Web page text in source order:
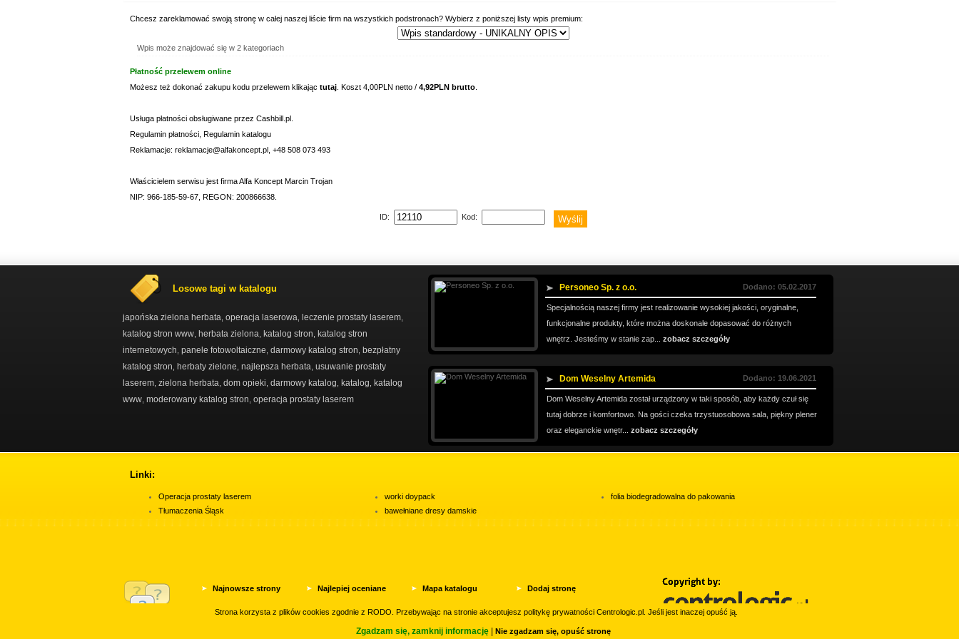
Chcesz zareklamować swoją stronę w całej naszej liście firm na wszystkich podstronach? Wybierz z poniższej listy wpis premium:
Wpis może znajdować się w 2 kategoriach
Płatność przelewem online
Możesz też dokonać zakupu kodu przelewem klikając tutaj . Koszt 4,00PLN netto / 4,92PLN brutto
Usługa płatności obsługiwane przez Cashbill.pl.
Regulamin płatności Regulamin katalogu
Reklamacje: reklamacje@alfakoncept.pl, +48 508 073 493
Właścicielem serwisu jest firma Alfa Koncept Marcin Trojan
NIP: 966-185-59-67, REGON: 200866638.
ID: Kod:
Losowe tagi w katalogu
japońska zielona herbata operacja laserowa leczenie prostaty laserem
katalog stron www herbata zielona katalog stron
katalog stron
internetowych panele fotowoltaiczne darmowy katalog stron bezpłatny
katalog stron
herbaty zielone najlepsza herbata usuwanie prostaty
laserem zielona herbata dom opieki darmowy katalog katalog
katalog
www moderowany katalog stron operacja prostaty laserem
Personeo Sp. z o.o. Dodano: 05.02.2017
Specjalnością naszej firmy jest realizowanie wysokiej jakości, oryginalne,
funkcjonalne produkty, które można doskonale dopasować do różnych
wnętrz. Jesteśmy w stanie zap... zobacz szczegóły
Dom Weselny Artemida Dodano: 19.06.2021
Dom Weselny Artemida został urządzony w taki sposób, aby każdy czuł się
tutaj dobrze i komfortowo. Na gości czeka trzystuosobowa sala, piękny plener
oraz eleganckie wnętr... zobacz szczegóły
Linki:
Operacja prostaty laserem
Tłumaczenia Śląsk
worki doypack
bawełniane dresy damskie
folia biodegradowalna do pakowania
Najnowsze strony Najlepiej oceniane Mapa katalogu Dodaj stronę
Najpopularniejsze Przyjaciele
Website Screenshots by
PagePeeker
Kontakt
Strona korzysta z plików cookies zgodnie z RODO. Przebywając na stronie akceptujesz politykę prywatnościCentrologic.pl. Jeśli jest inaczej opuść ją.
Zgadzam się, zamknij informację| Nie zgadzam się, opuść stronę